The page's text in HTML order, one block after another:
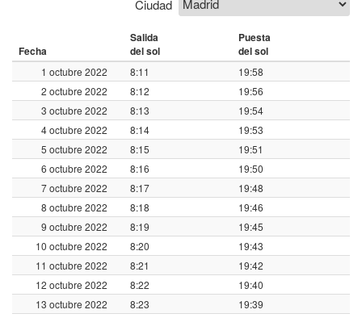
Ciudad
Fecha
Salida
del sol
Puesta
del sol
1 octubre 2022 8:11
19:58
2 octubre 2022
8:12
19:56
3 octubre 2022
8:13
19:54
4 octubre 2022
8:14
19:53
5 octubre 2022
8:15
19:51
6 octubre 2022
8:16
19:50
7 octubre 2022
8:17
19:48
8 octubre 2022
8:18
19:46
9 octubre 2022
8:19
19:45
10 octubre 2022
8:20
19:43
11 octubre 2022
8:21
19:42
12 octubre 2022
8:22
19:40
13 octubre 2022
8:23
19:39